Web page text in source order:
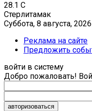
28.1 C
Стерлитамак
Суббота, 8 августа, 2026
Реклама на сайте
Предложить
войти в систему
Добро пожаловать!